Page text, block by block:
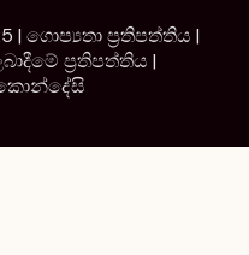
| ගොප්‍යතා ප්‍රතිපත්තිය |
ප්‍රතිපත්තිය |